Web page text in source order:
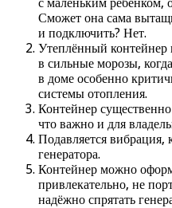
Сможет она сама
и подключить? Нет.
Утеплённый контейнер
в сильные морозы,
в доме особенно
системы отопления.
Контейнер
что важно и для
Подавляется вибрация,
генератора.
Контейнер можно
привлекательно, не
надёжно спрятать